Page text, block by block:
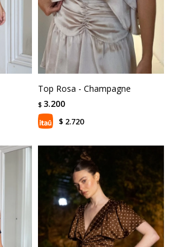
Top Rosa - Champagne
$ 3.200
$ 2.720